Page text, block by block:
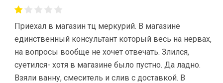
Приехал в магазин тц меркурий. В магазине
единственный консультант который весь на нервах,
на вопросы вообще не хочет отвечать. Злился,
суетился- хотя в магазине было пустно. Да ладно.
Взяли ванну, смеситель и слив с доставкой. В